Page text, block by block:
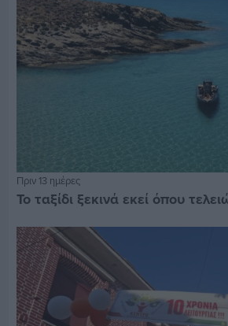
Πριν 13 ημέρες
Το ταξίδι ξεκινά εκεί όπου